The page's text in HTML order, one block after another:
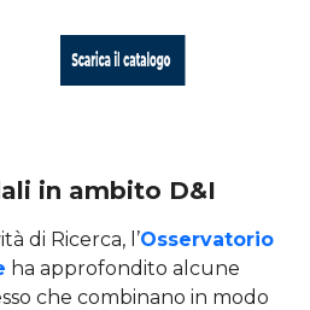
in ambito D&I
di Ricerca, l’Osservatorio
ha approfondito alcune
che combinano in modo